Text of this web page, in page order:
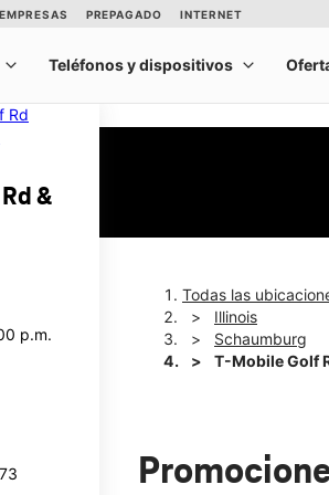
&
p.m.
Todas las
Illinois
Schaumburg
T-Mobile Golf